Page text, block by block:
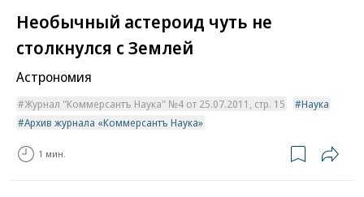
Необычный астероид чуть не
столкнулся с Землей
Астрономия
Журнал "Коммерсантъ Наука" №4 от 25.07.2011, стр. 15
Наука
Архив журнала «Коммерсантъ Наука»
1 мин.